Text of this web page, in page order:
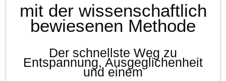
mit der wissenschaftlich
bewiesenen Methode
Der schnellste Weg zu
Entspannung, Ausgeglichenheit
und einem